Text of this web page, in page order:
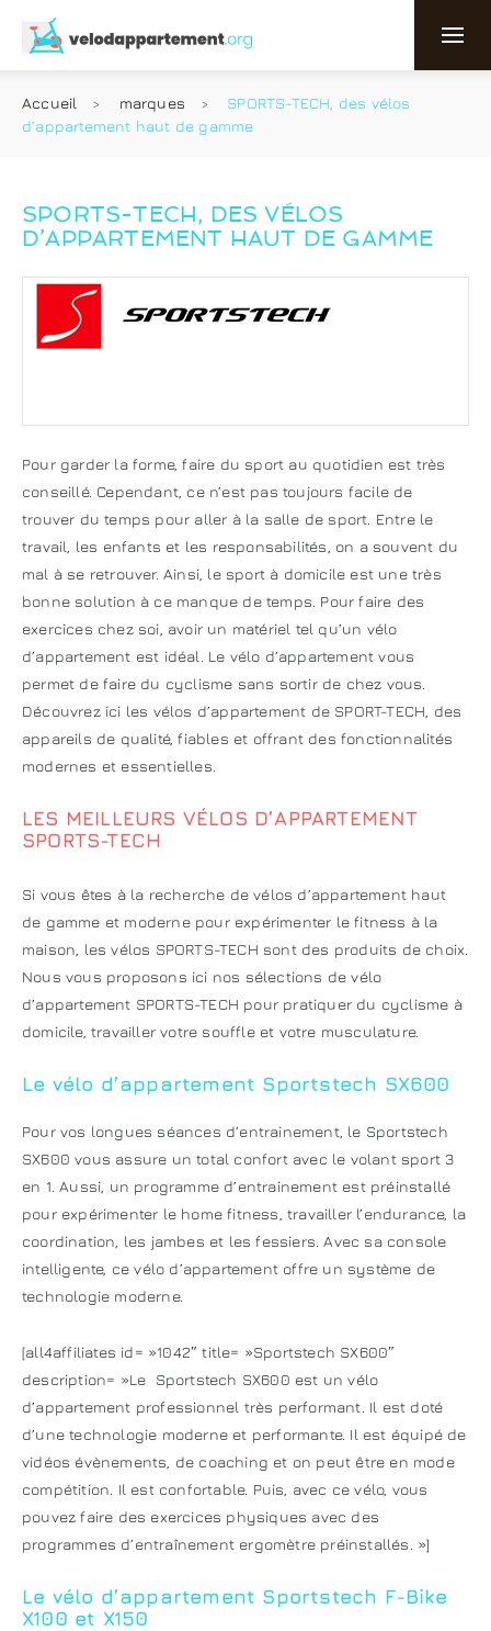
Accueil marques
SPORTS-TECH, des vélos
d’appartement haut de gamme
SPORTS-TECH, DES VÉLOS
D’APPARTEMENT HAUT DE GAMME
Pour garder la forme, faire du sport au quotidien est très
conseillé. Cependant, ce n’est pas toujours facile de
trouver du temps pour aller à la salle de sport. Entre le
travail, les enfants et les responsabilités, on a souvent du
mal à se retrouver. Ainsi, le sport à domicile est une très
bonne solution à ce manque de temps. Pour faire des
exercices chez soi, avoir un matériel tel qu’un vélo
d’appartement est idéal. Le vélo d’appartement vous
permet de faire du cyclisme sans sortir de chez vous.
Découvrez ici les vélos d’appartement de SPORT-TECH, des
appareils de qualité, fiables et offrant des fonctionnalités
modernes et essentielles.
LES MEILLEURS VÉLOS D’APPARTEMENT
SPORTS-TECH
Si vous êtes à la recherche de vélos d’appartement haut
de gamme et moderne pour expérimenter le fitness à la
maison, les vélos SPORTS-TECH sont des produits de choix.
Nous vous proposons ici nos sélections de vélo
d’appartement SPORTS-TECH pour pratiquer du cyclisme à
domicile, travailler votre souffle et votre musculature.
Le vélo d’appartement Sportstech SX600
Pour vos longues séances d’entrainement, le Sportstech
SX600 vous assure un total confort avec le volant sport 3
en 1. Aussi, un programme d’entrainement est préinstallé
pour expérimenter le home fitness, travailler l’endurance, la
coordination, les jambes et les fessiers. Avec sa console
intelligente, ce vélo d’appartement offre un système de
technologie moderne.
[all4affiliates id= »1042″ title= »Sportstech SX600″
description= »Le Sportstech SX600 est un vélo
d’appartement professionnel très performant. Il est doté
d’une technologie moderne et performante. Il est équipé de
vidéos évènements, de coaching et on peut être en mode
compétition. Il est confortable. Puis, avec ce vélo, vous
pouvez faire des exercices physiques avec des
programmes d’entraînement ergomètre préinstallés. »]
Le vélo d’appartement Sportstech F-Bike
X100 et X150